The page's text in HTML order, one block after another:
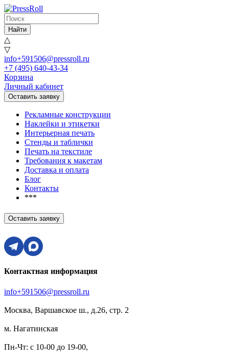
Найти
△
▽
info+591506@pressroll.ru
+7 (495) 640-43-34
Корзина
Личный кабинет
Оставить заявку
Рекламные конструкции
Наклейки и этикетки
Интерьерная печать
Стенды и таблички
Печать на текстиле
Требования к макетам
Доставка и оплата
Блог
Контакты
***
Оставить заявку
Контактная информация
info+591506@pressroll.ru
Москва, Варшавское ш., д.26, стр. 2
м. Нагатинская
Пн-Чт: с 10-00 до 19-00,